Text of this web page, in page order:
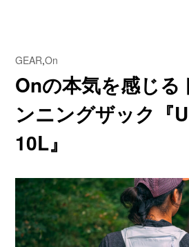
GEAR,On
Onの本気を感じる
ンニングザック『
10L』